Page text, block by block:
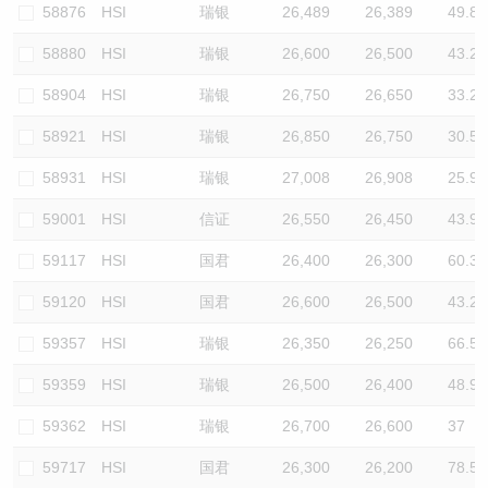
58876 HSI 瑞银 26,489 26,389 49.8
58880 HSI 瑞银 26,600 26,500 43.2
58904 HSI 瑞银 26,750 26,650 33.2
58921 HSI 瑞银 26,850 26,750 30.5
58931 HSI 瑞银 27,008 26,908 25.9
59001 HSI 信证 26,550 26,450 43.9
59117 HSI 国君 26,400 26,300 60.3
59120 HSI 国君 26,600 26,500 43.2
59357 HSI 瑞银 26,350 26,250 66.5
59359 HSI 瑞银 26,500 26,400 48.9
59362 HSI 瑞银 26,700 26,600 37
59717 HSI 国君 26,300 26,200 78.5